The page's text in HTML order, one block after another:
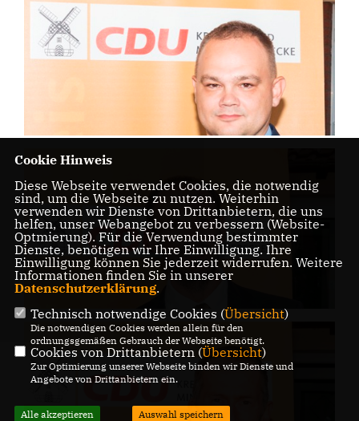
Cookie Hinweis
Diese Webseite verwendet Cookies, die notwendig
sind, um die Webseite zu nutzen. Weiterhin
verwenden wir Dienste von Drittanbietern, die uns
helfen, unser Webangebot zu verbessern (Website-
Optmierung). Für die Verwendung bestimmter
Dienste, benötigen wir Ihre Einwilligung. Ihre
Einwilligung können Sie jederzeit widerrufen. Weitere
Informationen finden Sie in unserer
Datenschutzerklärung.
Technisch notwendige Cookies (Übersicht)
Die notwendigen Cookies werden allein für den
ordnungsgemäßen Gebrauch der Webseite benötigt.
Cookies von Drittanbietern (Übersicht)
Zur Optimierung unserer Webseite binden wir Dienste und
Angebote von Drittanbietern ein.
Alle akzeptieren Auswahl speichern